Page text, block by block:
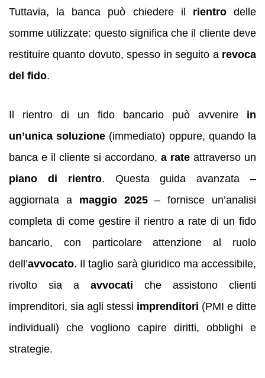
Tuttavia, la banca può chiedere il rientrodelle
somme utilizzate: questo significa che il cliente deve
restituire quanto dovuto, spesso in seguito a revoca
del fido.
Il rientro di un fido bancario può avvenire in
un’unica soluzione (immediato) oppure, quando la
banca e il cliente si accordano, a rate attraverso un
piano di rientro. Questa guida avanzata –
aggiornata a maggio 2025– fornisce un’analisi
completa di come gestire il rientro a rate di un fido
bancario, con particolare attenzione al ruolo
dell’avvocato. Il taglio sarà giuridico ma accessibile,
rivolto sia a avvocati che assistono clienti
imprenditori, sia agli stessi imprenditori (PMI e ditte
individuali) che vogliono capire diritti, obblighi e
strategie.